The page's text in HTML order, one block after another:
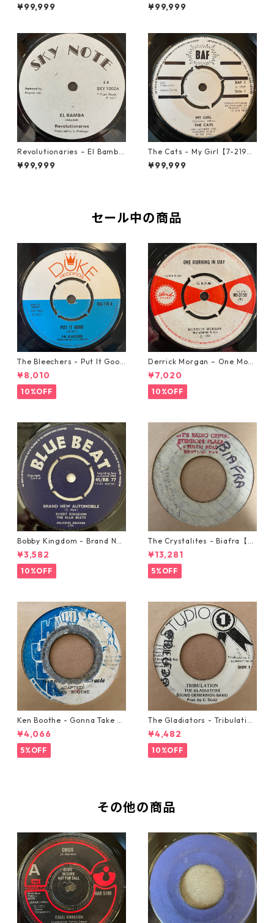
Girl【12-50053】
¥99,999 tion【7-21935】
¥99,999
Revolutionaries – El Bamba
【7-21855】
¥99,999
The Cats - My Girl【7-2190
6】
¥99,999
セール中の商品
The Bleechers - Put It Good
【7-21637】
¥8,010
10%OFF
Derrick Morgan – One Morn
ing In May【7-21653】
¥7,020
10%OFF
Bobby Kingdom - Brand Ne
w Automobile【7-20889】
¥3,582
10%OFF
The Crystalites - Biafra【7-
21293】
¥13,281
5%OFF
Ken Boothe - Gonna Take A
Miracle【7-21362】
¥4,066
5%OFF
The Gladiators - Tribulation
【7-21365】
¥4,482
10%OFF
その他の商品